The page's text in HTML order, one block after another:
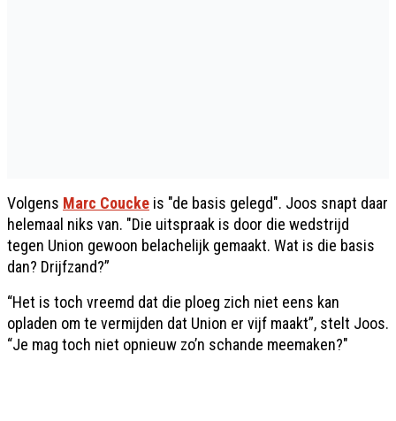
Volgens Marc Coucke is "de basis gelegd". Joos snapt daar
helemaal niks van. "Die uitspraak is door die wedstrijd
tegen Union gewoon belachelijk gemaakt. Wat is die basis
dan? Drijfzand?”
“Het is toch vreemd dat die ploeg zich niet eens kan
opladen om te vermijden dat Union er vijf maakt”, stelt Joos.
“Je mag toch niet opnieuw zo’n schande meemaken?"